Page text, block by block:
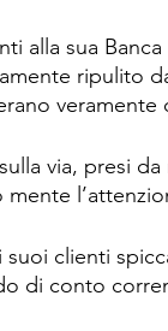
alla sua
ripulito
veramente
via, presi
clienti
di conto